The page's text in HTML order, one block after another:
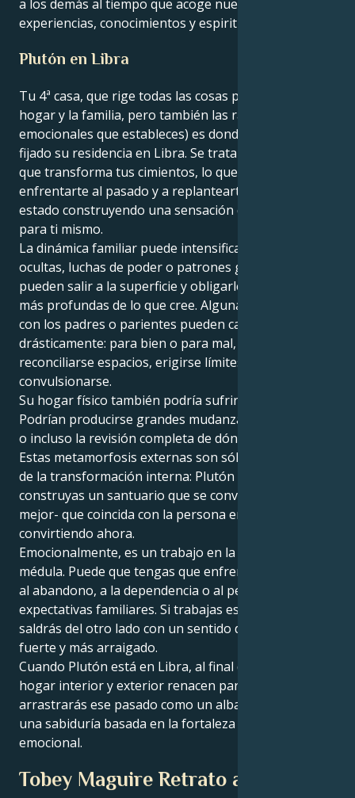
a los demás al tiempo que acoge nuevas
experiencias, conocimientos y espiritualidad.
Plutón en Libra
Tu 4ª casa, que rige todas las cosas personales (el
hogar y la familia, pero también las raíces
emocionales que estableces) es donde Plutón ha
fijado su residencia en Libra. Se trata de un tránsito
que transforma tus cimientos, lo que te obligará a
enfrentarte al pasado y a replantearte cómo has
estado construyendo una sensación de seguridad
para ti mismo.
La dinámica familiar puede intensificarse. Historias
ocultas, luchas de poder o patrones generacionales
pueden salir a la superficie y obligarle a curar heridas
más profundas de lo que cree. Algunas relaciones
con los padres o parientes pueden cambiar
drásticamente: para bien o para mal, pueden
reconciliarse espacios, erigirse límites,
convulsionarse.
Su hogar físico también podría sufrir cambios.
Podrían producirse grandes mudanzas, renovaciones
o incluso la revisión completa de dónde y cómo vive.
Estas metamorfosis externas son sólo una extensión
de la transformación interna: Plutón quiere que
construyas un santuario que se convierta -o, incluso
mejor- que coincida con la persona en la que te estás
convirtiendo ahora.
Emocionalmente, es un trabajo en la sombra hasta la
médula. Puede que tengas que enfrentarte al miedo
al abandono, a la dependencia o al peso de las
expectativas familiares. Si trabajas estas cosas,
saldrás del otro lado con un sentido de ti mismo más
fuerte y más arraigado.
Cuando Plutón está en Libra, al final de su ciclo, tu
hogar interior y exterior renacen para ti. No
arrastrarás ese pasado como un albatros, sino como
una sabiduría basada en la fortaleza y la resistencia
emocional.
Tobey Maguire Retrato astrológico